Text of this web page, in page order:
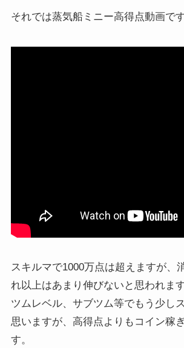
それでは蒸気船ミニー高得点動画で
スキルマで1000万点は超えますが、
れ以上はあまり伸びないと思われます
ツムレベル、サブツム等でもう少し
思いますが、高得点よりもコイン稼
す。